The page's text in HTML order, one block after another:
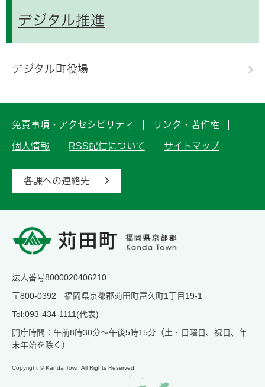
デジタル推進
デジタル町役場
免責事項・アクセシビリティ リンク・著作権
個人情報 RSS配信について サイトマップ
各課への連絡先
法人番号8000020406210
〒800-0392 福岡県京都郡苅田町富久町1丁目19-1
Tel:093-434-1111(代表)
開庁時間：午前8時30分～午後5時15分（土・日曜日、祝日、年
末年始を除く）
Copyright © Kanda Town All Rights Reserved.